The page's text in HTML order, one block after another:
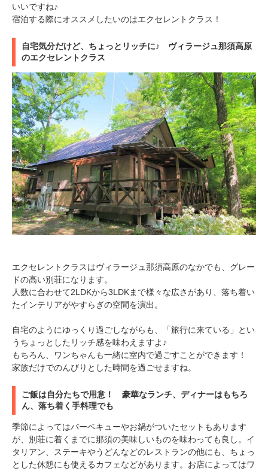
いいですね♪
宿泊する際にオススメしたいのはエクセレントクラス！
自宅気分だけど、ちょっとリッチに♪ ヴィラージュ那須高原
のエクセレントクラス
エクセレントクラスはヴィラージュ那須高原のなかでも、グレー
ドの高い別荘になります。
人数に合わせて2LDKから3LDKまで様々な広さがあり、落ち着い
たインテリアがやすらぎの空間を演出。
自宅のようにゆっくり過ごしながらも、「旅行に来ている」とい
うちょっとしたリッチ感を味わえますよ♪
もちろん、ワンちゃんも一緒に室内で過ごすことができます！
家族だけでのんびりとした時間を過ごせますね。
ご飯は自分たちで用意！ 豪華なランチ、ディナーはもちろ
ん、落ち着く手料理でも
季節によってはバーベキューやお鍋がついたセットもあります
が、別荘に着くまでに那須の美味しいものを味わっても良し。イ
タリアン、ステーキやうどんなどのレストランの他にも、ちょっ
とした休憩にも使えるカフェなどがあります。お店によってはワ
閉じる
pecodogs
いぬ部をフォロー
pecocats
ねこ部をフォロー
PECOアプリをダウンロード済みの方